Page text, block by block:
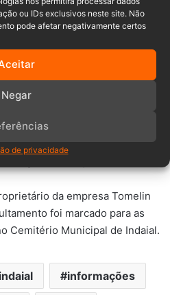
ou IDs exclusivos neste site. Não
pode afetar negativamente certos
Negar
de privacidade
estava internado em estado
craniano. Apesar dos
ele não resistiu às lesões e
como vias de fato
agora, a Polícia Civil será
a investigação para esclarecer
definir se houve crime e qual
da empresa Tomelin
foi marcado para as
Cemitério Municipal de Indaial.
informações